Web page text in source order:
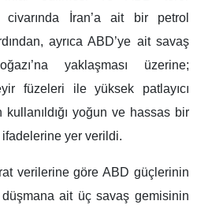
civarında İran’a ait bir petrol
ayrıca ABD’ye ait savaş
yaklaşması üzerine;
füzeleri ile yüksek patlayıcı
kullanıldığı yoğun ve hassas bir
yer verildi.
verilerine göre ABD güçlerinin
ait üç savaş gemisinin